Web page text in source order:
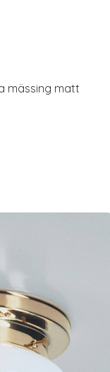
mässing matt